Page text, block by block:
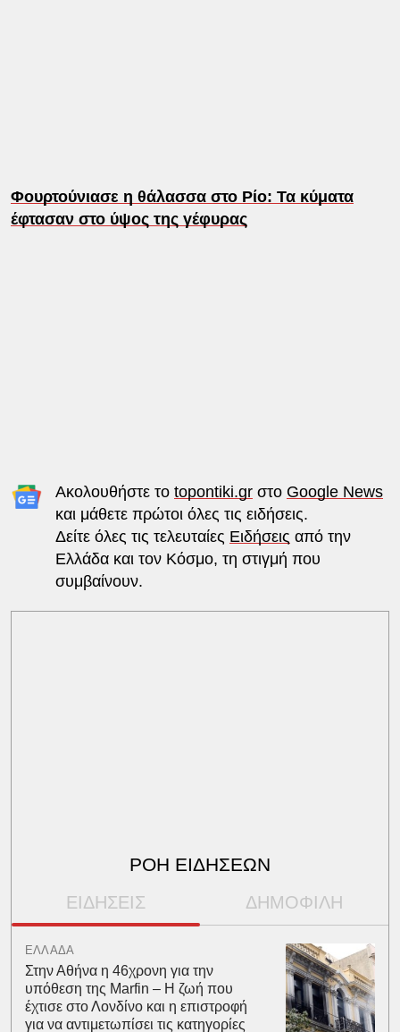
Φουρτούνιασε η θάλασσα στο Ρίο: Τα κύματα
έφτασαν στο ύψος της γέφυρας
Ακολουθήστε το topontiki.grστο Google News
και μάθετε πρώτοι όλες τις ειδήσεις.
Δείτε όλες τις τελευταίες Ειδήσεις από την
Ελλάδα και τον Κόσμο, τη στιγμή που
συμβαίνουν.
ΡΟΗ ΕΙΔΗΣΕΩΝ
ΕΙΔΗΣΕΙΣ ΔΗΜΟΦΙΛΗ
ΕΛΛΑΔΑ
Στην Αθήνα η 46χρονη για την
υπόθεση της Marfin – Η ζωή που
έχτισε στο Λονδίνο και η επιστροφή
για να αντιμετωπίσει τις κατηγορίες